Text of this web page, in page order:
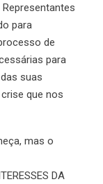
para
de
para
suas
que nos
mas o
DA